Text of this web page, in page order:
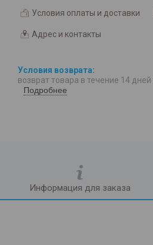
Условия оплаты и доставки
Адрес и контакты
возврат товара в течение 14 дней
Подробнее
Информация для заказа